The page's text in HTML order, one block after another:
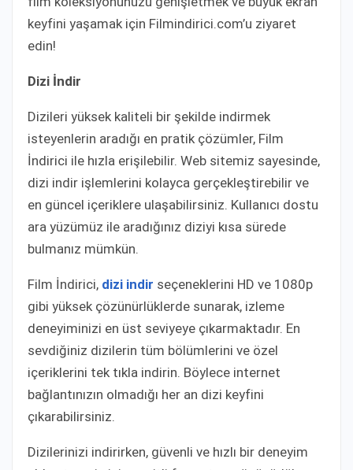
keyfini yaşamak için Filmindirici.com’u ziyaret
edin!
Dizi İndir
Dizileri yüksek kaliteli bir şekilde indirmek
isteyenlerin aradığı en pratik çözümler, Film
İndirici ile hızla erişilebilir. Web sitemiz sayesinde,
dizi indir işlemlerini kolayca gerçekleştirebilir ve
en güncel içeriklere ulaşabilirsiniz. Kullanıcı dostu
ara yüzümüz ile aradığınız diziyi kısa sürede
bulmanız mümkün.
Film İndirici, dizi indir seçeneklerini HD ve 1080p
gibi yüksek çözünürlüklerde sunarak, izleme
deneyiminizi en üst seviyeye çıkarmaktadır. En
sevdiğiniz dizilerin tüm bölümlerini ve özel
içeriklerini tek tıkla indirin. Böylece internet
bağlantınızın olmadığı her an dizi keyfini
çıkarabilirsiniz.
Dizilerinizi indirirken, güvenli ve hızlı bir deneyim